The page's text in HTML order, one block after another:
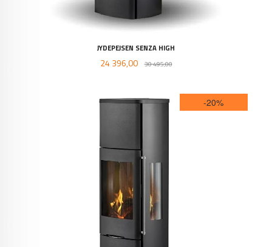
JYDEPEJSEN SENZA HIGH
Tilbud
24 396,00 30 495,00Rabatt
-20%